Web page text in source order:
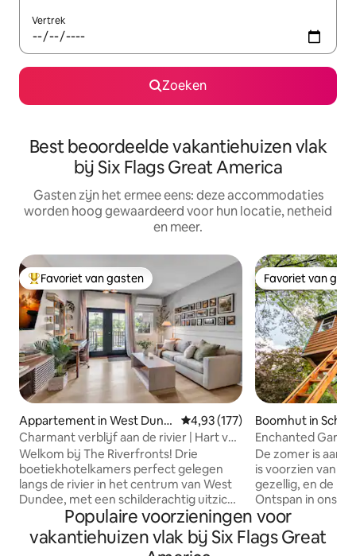
Vertrek
Zoeken
Best beoordeelde vakantiehuizen vlak
bij Six Flags Great America
Gasten zijn het ermee eens: deze accommodaties
worden hoog gewaardeerd voor hun locatie, netheid
en meer.
Topfavoriet van gasten
Favoriet van gasten
Appartement in West Dund
ee
Gemiddelde beoordeling van
4,93 (177)
Charmant verblijf aan de rivier | Hart van
het centrum
Welkom bij The Riverfronts! Drie
boetiekhotelkamers perfect gelegen
langs de rivier in het centrum van West
Dundee, met een schilderachtig uitzicht
en moderne gemakken. Locatie aan
de✔ rivier: Geniet van de
schilderachtige rivierwandeling op
Favoriet van
Favoriet van
Boomhut in
Enchanted
(Voorziening*)
De zomer is
is voorzien van
gezellig, en de
Ontspan in ons
zeer privé, 1,2
bubbelbad,
groenblijvende
Populaire voorzieningen voor
vakantiehuizen vlak bij Six Flags Great